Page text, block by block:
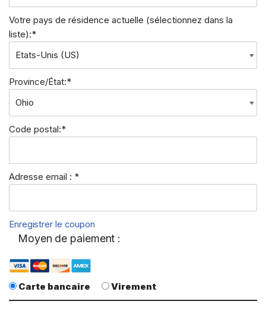
Votre pays de résidence actuelle (sélectionnez dans la
liste):*
Province/État:*
Code postal:*
Adresse email : *
Enregistrer le coupon
Moyen de paiement :
Carte bancaire Virement